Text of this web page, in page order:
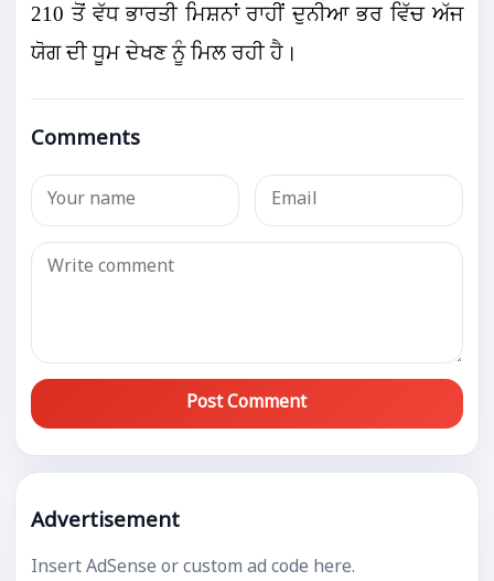
210 ਤੋਂ ਵੱਧ ਭਾਰਤੀ ਮਿਸ਼ਨਾਂ ਰਾਹੀਂ ਦੁਨੀਆ ਭਰ ਵਿੱਚ ਅੱਜ
ਯੋਗ ਦੀ ਧੂਮ ਦੇਖਣ ਨੂੰ ਮਿਲ ਰਹੀ ਹੈ।
Comments
Post Comment
Advertisement
Insert AdSense or custom ad code here.